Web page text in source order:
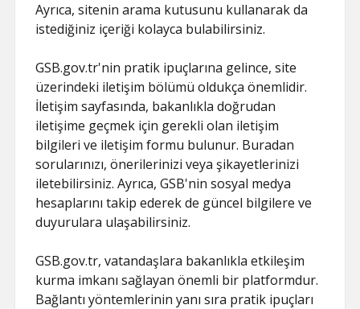
Ayrıca, sitenin arama kutusunu kullanarak da
istediğiniz içeriği kolayca bulabilirsiniz.
GSB.gov.tr'nin pratik ipuçlarına gelince, site
üzerindeki iletişim bölümü oldukça önemlidir.
İletişim sayfasında, bakanlıkla doğrudan
iletişime geçmek için gerekli olan iletişim
bilgileri ve iletişim formu bulunur. Buradan
sorularınızı, önerilerinizi veya şikayetlerinizi
iletebilirsiniz. Ayrıca, GSB'nin sosyal medya
hesaplarını takip ederek de güncel bilgilere ve
duyurulara ulaşabilirsiniz.
GSB.gov.tr, vatandaşlara bakanlıkla etkileşim
kurma imkanı sağlayan önemli bir platformdur.
Bağlantı yöntemlerinin yanı sıra pratik ipuçları